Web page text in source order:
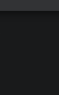
站长会进行